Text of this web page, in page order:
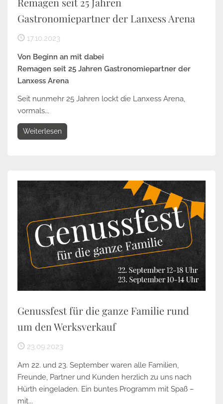
Gastronomiepartner der Lanxess Arena
17.10.2023
Von Beginn an mit dabei
Remagen seit 25 Jahren Gastronomiepartner der
Lanxess Arena
Seit nunmehr 25 Jahren lockt die Lanxess Arena,
vormals...
Weiterlesen
Genussfest für die ganze Familie rund
um den Werksverkauf
23.09.2023
Am 22. und 23. September waren alle Familien,
Freunde, Partner und Kunden herzlich zu uns nach
Hürth eingeladen. Ein buntes Programm mit Spaß –
mit...